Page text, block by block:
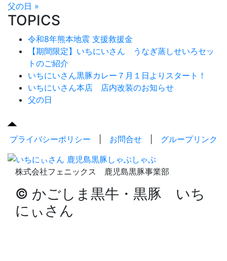
父の日 »
TOPICS
令和8年熊本地震 支援救援金
【期間限定】いちにいさん うなぎ蒸しせいろセッ
トのご紹介
いちにいさん黒豚カレー７月１日よりスタート！
いちにいさん本店 店内改装のお知らせ
父の日
プライバシーポリシー お問合せ グループリンク
株式会社フェニックス 鹿児島黒豚事業部
© かごしま黒牛・黒豚 いち
にぃさん